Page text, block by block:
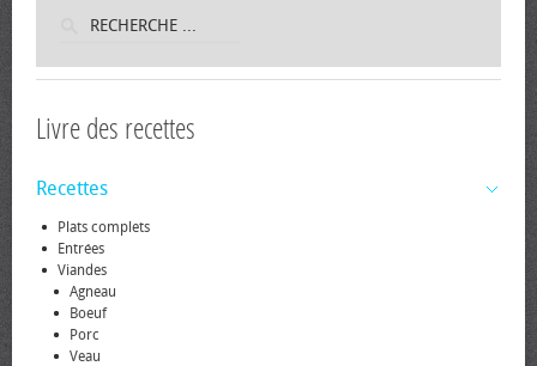
Livre des recettes
Recettes
Plats complets
Entrées
Viandes
Agneau
Boeuf
Porc
Veau